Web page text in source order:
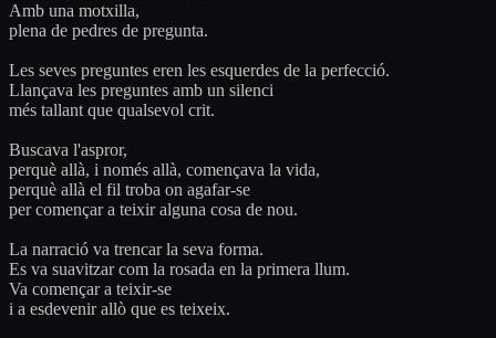
Amb una motxilla,
plena de pedres de pregunta.
Les seves preguntes eren les esquerdes de la perfecció.
Llançava les preguntes amb un silenci
més tallant que qualsevol crit.
Buscava l'aspror,
perquè allà, i només allà, començava la vida,
perquè allà el fil troba on agafar-se
per començar a teixir alguna cosa de nou.
La narració va trencar la seva forma.
Es va suavitzar com la rosada en la primera llum.
Va començar a teixir-se
i a esdevenir allò que es teixeix.